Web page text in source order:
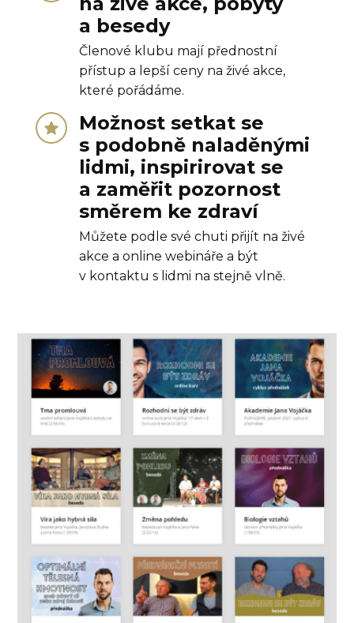
a besedy
Členové klubu mají přednostní
přístup a lepší ceny na živé akce,
které pořádáme.
Možnost setkat se
s podobně naladěnými
lidmi, inspirirovat se
a zaměřit pozornost
směrem ke zdraví
Můžete podle své chuti přijít na živé
akce a online webináře a být
v kontaktu s lidmi na stejně vlně.